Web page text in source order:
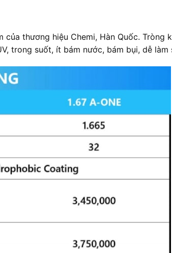
thương hiệu Chemi, Hàn Quốc. Tròng
trong suốt, ít bám nước, bám bụi, dễ làm